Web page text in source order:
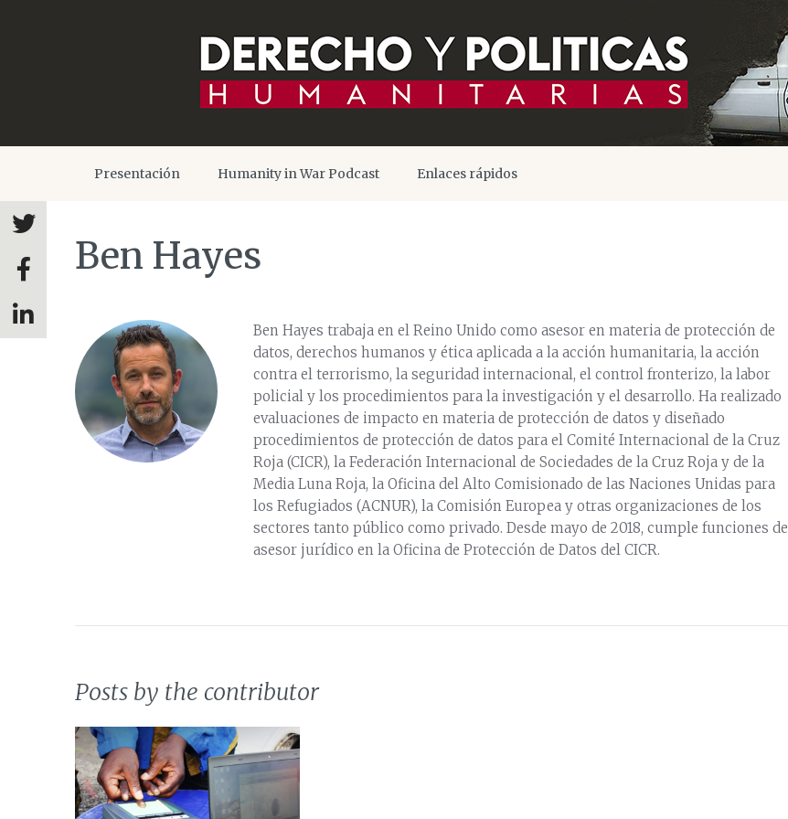
Presentación Humanity in War Podcast Enlaces rápidos
Ben Hayes
Ben Hayes trabaja en el Reino Unido como asesor en materia de protección de
datos, derechos humanos y ética aplicada a la acción humanitaria, la acción
contra el terrorismo, la seguridad internacional, el control fronterizo, la labor
policial y los procedimientos para la investigación y el desarrollo. Ha realizado
evaluaciones de impacto en materia de protección de datos y diseñado
procedimientos de protección de datos para el Comité Internacional de la Cruz
Roja (CICR), la Federación Internacional de Sociedades de la Cruz Roja y de la
Media Luna Roja, la Oficina del Alto Comisionado de las Naciones Unidas para
los Refugiados (ACNUR), la Comisión Europea y otras organizaciones de los
sectores tanto público como privado. Desde mayo de 2018, cumple funciones de
asesor jurídico en la Oficina de Protección de Datos del CICR.
Posts by the contributor